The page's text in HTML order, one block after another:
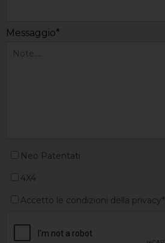
Messaggio*
Neo Patentati
4X4
Accetto le condizioni della privacy*